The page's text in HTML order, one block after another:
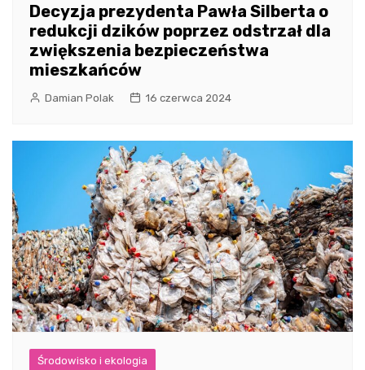
Decyzja prezydenta Pawła Silberta o
redukcji dzików poprzez odstrzał dla
zwiększenia bezpieczeństwa
mieszkańców
Damian Polak 16 czerwca 2024
Środowisko i ekologia